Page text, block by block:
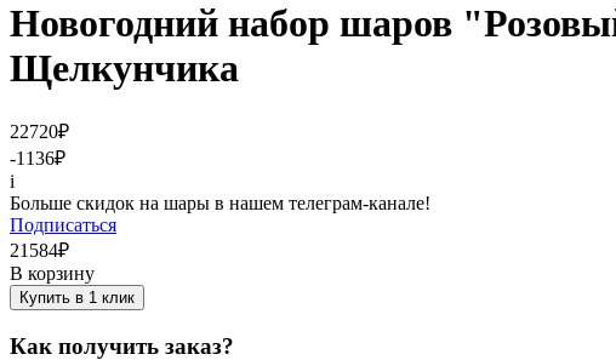
Новогодний набор шаров
Щелкунчика
22720₽
-1136₽
i
Больше скидок на шары в нашем телеграм-канале!
Подписаться
21584₽
В корзину
Купить в 1 клик
Как получить заказ?